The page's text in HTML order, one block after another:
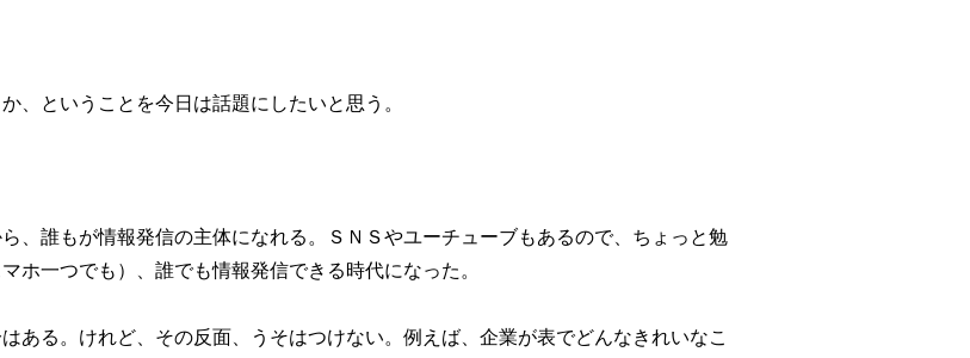
ということを今日は話題にしたいと思う。
誰もが情報発信の主体になれる。ＳＮＳやユーチューブもあるので、ちょっと勉
ホ一つでも）、誰でも情報発信できる時代になった。
ある。けれど、その反面、うそはつけない。例えば、企業が表でどんなきれいなこ